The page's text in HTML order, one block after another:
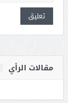
مقالات الرأي